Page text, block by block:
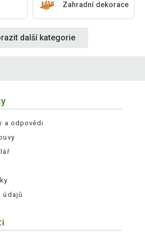
Zahradní dekorace
další kategorie
a odpovědi
údajů